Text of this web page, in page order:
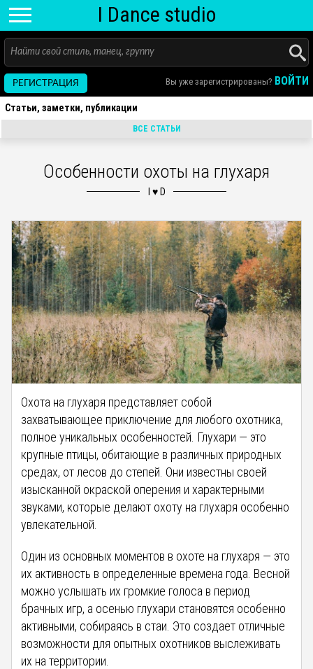
I Dance studio
Вы уже зарегистрированы? ВОЙТИ
РЕГИСТРАЦИЯ
Статьи, заметки, публикации
ВСЕ СТАТЬИ
Особенности охоты на глухаря
Охота на глухаря представляет собой
захватывающее приключение для любого охотника,
полное уникальных особенностей. Глухари — это
крупные птицы, обитающие в различных природных
средах, от лесов до степей. Они известны своей
изысканной окраской оперения и характерными
звуками, которые делают охоту на глухаря особенно
увлекательной.
Один из основных моментов в охоте на глухаря — это
их активность в определенные времена года. Весной
можно услышать их громкие голоса в период
брачных игр, а осенью глухари становятся особенно
активными, собираясь в стаи. Это создает отличные
возможности для опытных охотников выслеживать
их на территории.